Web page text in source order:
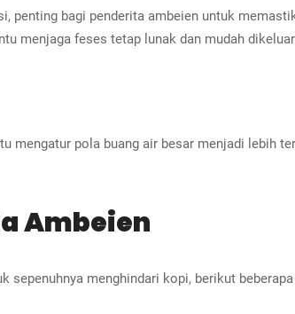
penting bagi penderita ambeien untuk
menjaga feses tetap lunak dan mudah
mengatur pola buang air besar menjadi lebih
Ambeien
sepenuhnya menghindari kopi, berikut